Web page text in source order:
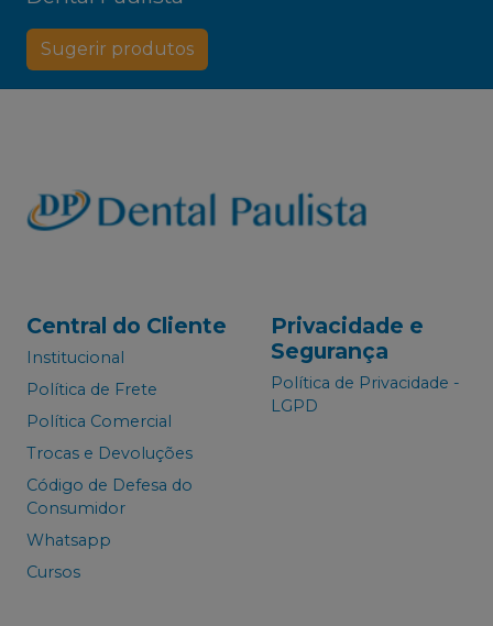
Sugerir produtos
Central do Cliente
Institucional
Política de Frete
Política Comercial
Trocas e Devoluções
Código de Defesa do
Consumidor
Whatsapp
Cursos
Privacidade e
Segurança
Política de Privacidade -
LGPD